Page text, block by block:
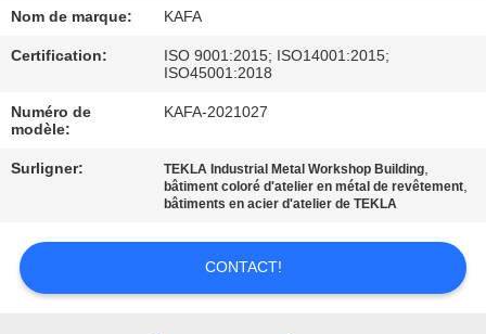
NOUS
DE
L'USINE
QUALITÉ
Nom de marque: KAFA
Certification:
ISO 9001:2015; ISO14001:2015;
ISO45001:2018
Numéro de
modèle:
KAFA-2021027
Surligner: TEKLA Industrial Metal Workshop Building,
bâtiment coloré d'atelier en métal de revêtement,
bâtiments en acier d'atelier de TEKLA
CONTACT!